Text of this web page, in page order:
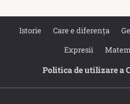
Istorie Care e diferența
Expresii
Politica de utilizare a